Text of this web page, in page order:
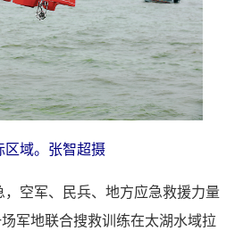
区域。张智超摄
空军、民兵、地方应急救援力量
军地联合搜救训练在太湖水域拉